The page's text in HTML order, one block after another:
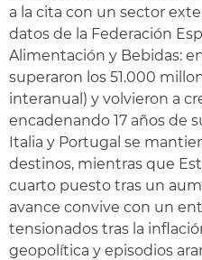
a la cita con un sector
datos de la Federación
Alimentación y Bebidas:
superaron los 51.000
interanual) y volvieron a
encadenando 17 años de
Italia y Portugal se
destinos, mientras que
cuarto puesto tras un
avance convive con un
tensionados tras la
geopolítica y episodios